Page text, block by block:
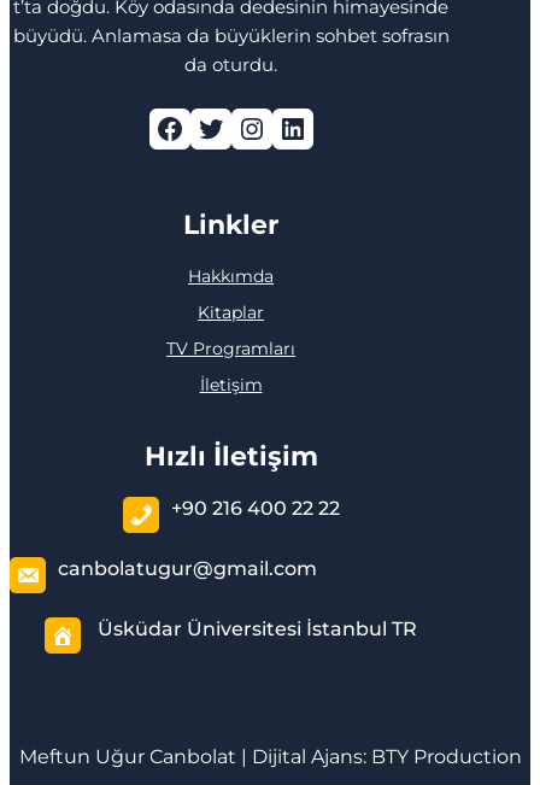
t’ta doğdu. Köy odasında dedesinin himayesinde
büyüdü. Anlamasa da büyüklerin sohbet sofrasın
da oturdu.
Facebook Twitter Instagram LinkedIn
Linkler
Hakkımda
Kitaplar
TV Programları
İletişim
Hızlı İletişim
+90 216 400 22 22
canbolatugur@gmail.com
Üsküdar Üniversitesi İstanbul TR
Meftun Uğur Canbolat | Dijital Ajans: BTY Production